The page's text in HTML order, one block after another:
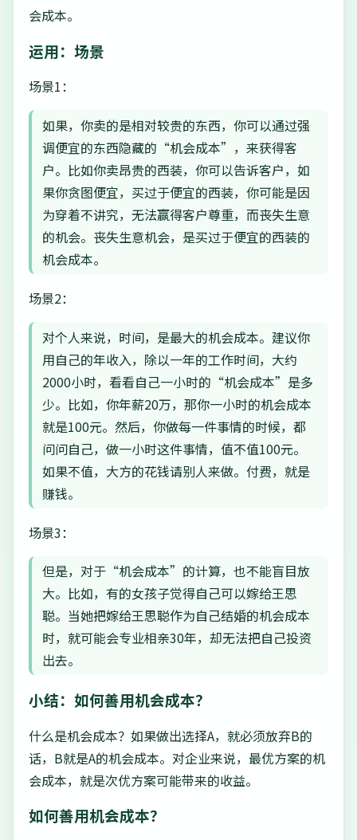
会成本。
运用：场景
场景1：
如果，你卖的是相对较贵的东西，你可以通过强
调便宜的东西隐藏的“机会成本”，来获得客
户。比如你卖昂贵的西装，你可以告诉客户，如
果你贪图便宜，买过于便宜的西装，你可能是因
为穿着不讲究，无法赢得客户尊重，而丧失生意
的机会。丧失生意机会，是买过于便宜的西装的
机会成本。
场景2：
对个人来说，时间，是最大的机会成本。建议你
用自己的年收入，除以一年的工作时间，大约
2000小时，看看自己一小时的“机会成本”是多
少。比如，你年薪20万，那你一小时的机会成本
就是100元。然后，你做每一件事情的时候，都
问问自己，做一小时这件事情，值不值100元。
如果不值，大方的花钱请别人来做。付费，就是
赚钱。
场景3：
但是，对于“机会成本”的计算，也不能盲目放
大。比如，有的女孩子觉得自己可以嫁给王思
聪。当她把嫁给王思聪作为自己结婚的机会成本
时，就可能会专业相亲30年，却无法把自己投资
出去。
小结：如何善用机会成本？
什么是机会成本？如果做出选择A，就必须放弃B的
话，B就是A的机会成本。对企业来说，最优方案的机
会成本，就是次优方案可能带来的收益。
如何善用机会成本？